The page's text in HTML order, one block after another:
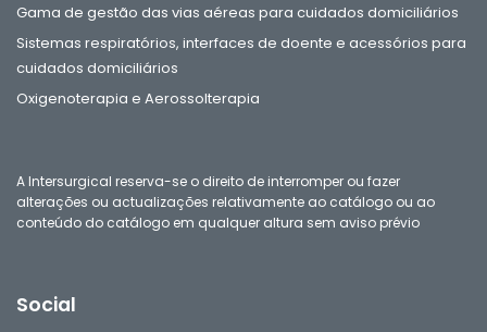
Gama de gestão das vias aéreas para cuidados domiciliários
Sistemas respiratórios, interfaces de doente e acessórios para
cuidados domiciliários
Oxigenoterapia e Aerossolterapia
A Intersurgical reserva-se o direito de interromper ou fazer
alterações ou actualizações relativamente ao catálogo ou ao
conteúdo do catálogo em qualquer altura sem aviso prévio
Social